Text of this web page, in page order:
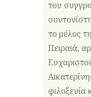
του
το μέλος
Πειραιά,
φιλοξενία